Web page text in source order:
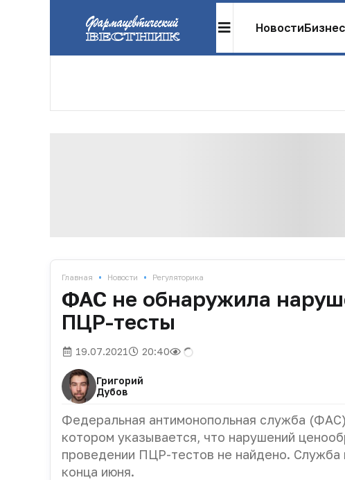
НовостиБизнес
Главная • Новости • Регуляторика
ФАС не обнаружила
ПЦР-тесты
19.07.2021 20:40
Григорий
Дубов
Федеральная антимонопольная служба
котором указывается, что нарушений
проведении ПЦР-тестов не найдено. Служба
конца июня.